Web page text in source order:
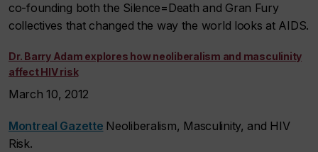
co-founding both the Silence=Death and Gran Fury
collectives that changed the way the world looks at AIDS.
Dr. Barry Adam explores how neoliberalism and masculinity
affect HIV risk
March 10, 2012
Montreal Gazette Neoliberalism, Masculinity, and HIV
Risk.